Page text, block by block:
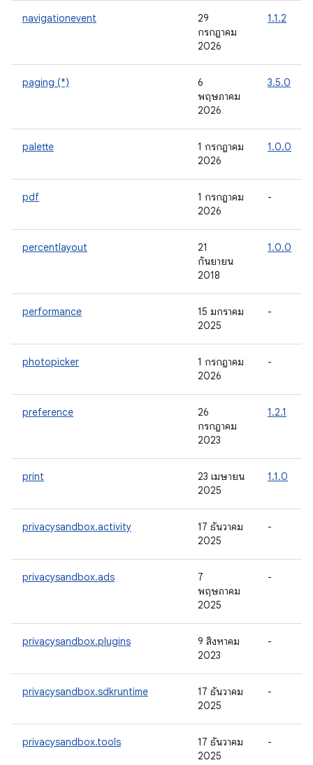
navigationevent
29
กรกฎาคม
2026
1.1.2
paging (*)
6
พฤษภาคม
2026
3.5.0
palette
1 กรกฎาคม
2026
1.0.0
pdf
1 กรกฎาคม
2026
-
percentlayout
21
กันยายน
2018
1.0.0
performance
15 มกราคม
2025
-
photopicker
1 กรกฎาคม
2026
-
preference
26
กรกฎาคม
2023
1.2.1
print
23 เมษายน
2025
1.1.0
privacysandbox.activity
17 ธันวาคม
2025
-
privacysandbox.ads
7
พฤษภาคม
2025
-
privacysandbox.plugins
9 สิงหาคม
2023
-
privacysandbox.sdkruntime
17 ธันวาคม
2025
-
privacysandbox.tools
17 ธันวาคม
2025
-